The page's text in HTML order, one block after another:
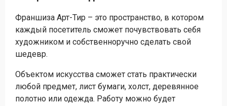
Франшиза Арт-Тир – это пространство, в котором
каждый посетитель сможет почувствовать себя
художником и собственноручно сделать свой
шедевр.
Объектом искусства сможет стать практически
любой предмет, лист бумаги, холст, деревянное
полотно или одежда. Работу можно будет